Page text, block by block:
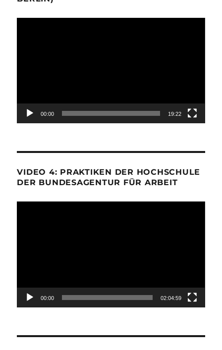
00:00 19:22
VIDEO 4: PRAKTIKEN DER HOCHSCHULE
DER BUNDESAGENTUR FÜR ARBEIT
00:00 02:04:59